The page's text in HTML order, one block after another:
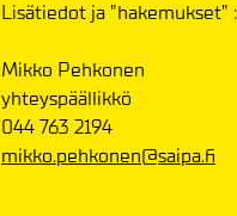
Lisätiedot ja ”hakemukset” :
Mikko Pehkonen
yhteyspäällikkö
044 763 2194
mikko.pehkonen@saipa.fi